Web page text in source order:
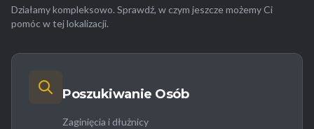
Działamy kompleksowo. Sprawdź, w czym jeszcze możemy Ci
pomóc w tej lokalizacji.
Poszukiwanie Osób
Zaginięcia i dłużnicy